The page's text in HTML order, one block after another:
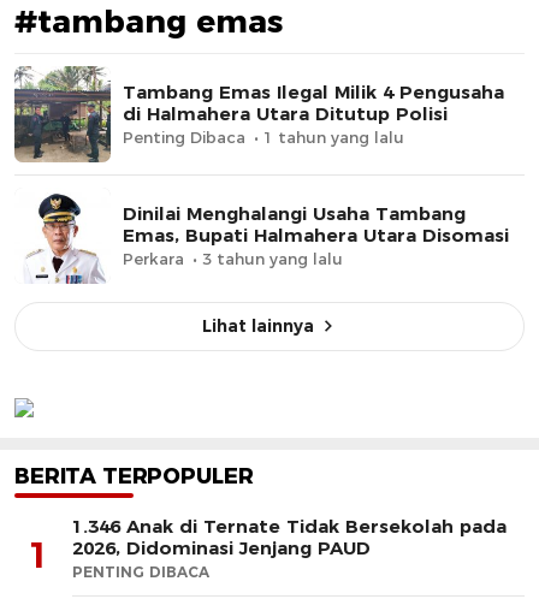
#tambang emas
Tambang Emas Ilegal Milik 4 Pengusaha
di Halmahera Utara Ditutup Polisi
Penting Dibaca 1 tahun yang lalu
Dinilai Menghalangi Usaha Tambang
Emas, Bupati Halmahera Utara Disomasi
Perkara 3 tahun yang lalu
Lihat lainnya
BERITA TERPOPULER
1
1.346 Anak di Ternate Tidak Bersekolah pada
2026, Didominasi Jenjang PAUD
PENTING DIBACA